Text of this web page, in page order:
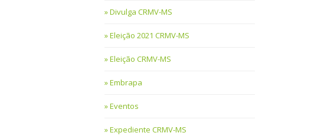
Divulga CRMV-MS
Eleição 2021 CRMV-MS
Eleição CRMV-MS
Embrapa
Eventos
Expediente CRMV-MS